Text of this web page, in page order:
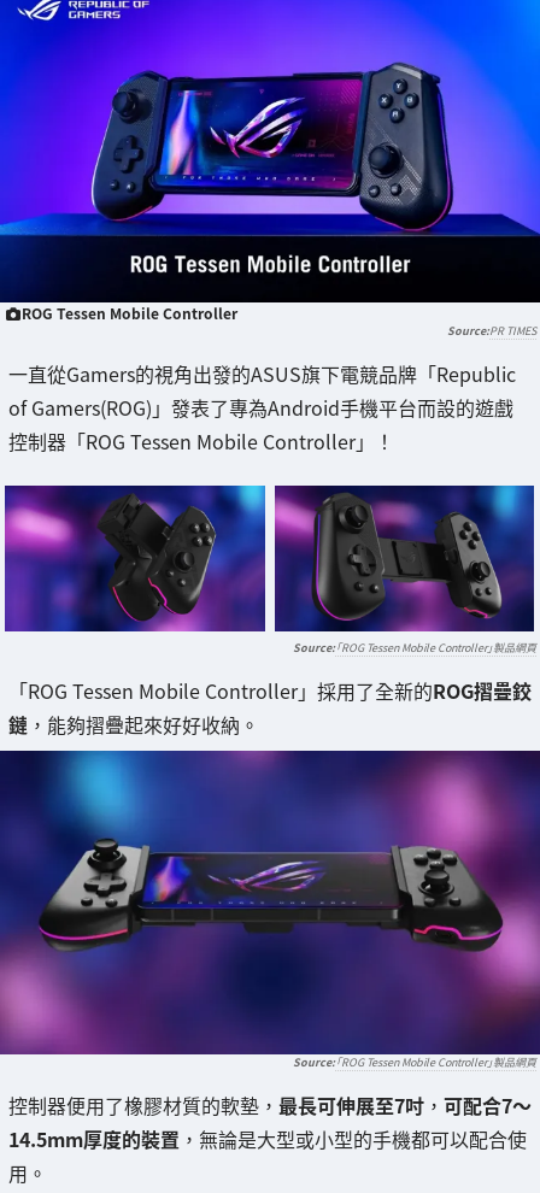
ROG Tessen Mobile Controller
PR TIMES
一直從Gamers的視角出發的ASUS旗下電競品牌「Republic
of Gamers(ROG)」發表了專為Android手機平台而設的遊戲
控制器「ROG Tessen Mobile Controller」！
「ROG Tessen Mobile Controller」製品網頁
「ROG Tessen Mobile Controller」採用了全新的ROG摺疊鉸
鏈 ，能夠摺疊起來好好收納。
「ROG Tessen Mobile Controller」製品網頁
控制器便用了橡膠材質的軟墊， 最長可伸展至7吋 ， 可配合7～
14.5mm厚度的裝置 ，無論是大型或小型的手機都可以配合使
用。